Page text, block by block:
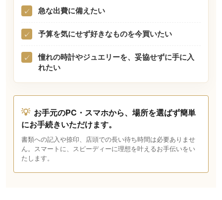
✓ 急な出費に備えたい
✓ 予算を気にせず好きなものを今買いたい
✓
憧れの時計やジュエリーを、妥協せずに手に入
れたい
💡 お手元のPC・スマホから、場所を選ばず簡単
にお手続きいただけます。
書類への記入や捺印、店頭での長い待ち時間は必要ありませ
ん。スマートに、スピーディーに理想を叶えるお手伝いをい
たします。